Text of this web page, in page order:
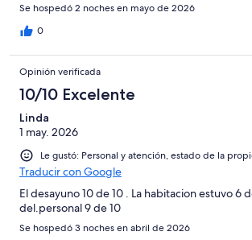
Se hospedó 2 noches en mayo de 2026
0
Opinión verificada
10/10 Excelente
Linda
1 may. 2026
Le gustó: Personal y atención, estado de la
Traducir con Google
El desayuno 10 de 10 . La habitacion estuvo 6
del.personal 9 de 10
Se hospedó 3 noches en abril de 2026